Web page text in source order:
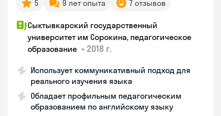
5 9 лет опыта 7 отзывов
Сыктывкарский государственный
университет им Сорокина, педагогическое
образование • 2018 г.
Использует коммуникативный подход для
реального изучения языка
Обладает профильным педагогическим
образованием по английскому языку